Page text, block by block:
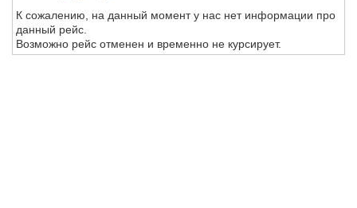
К сожалению, на данный момент у нас нет информации про
данный рейс.
Возможно рейс отменен и временно не курсирует.